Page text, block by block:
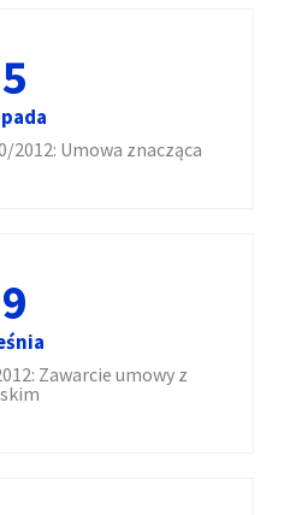
2012: Umowa znacząca
Zawarcie umowy z